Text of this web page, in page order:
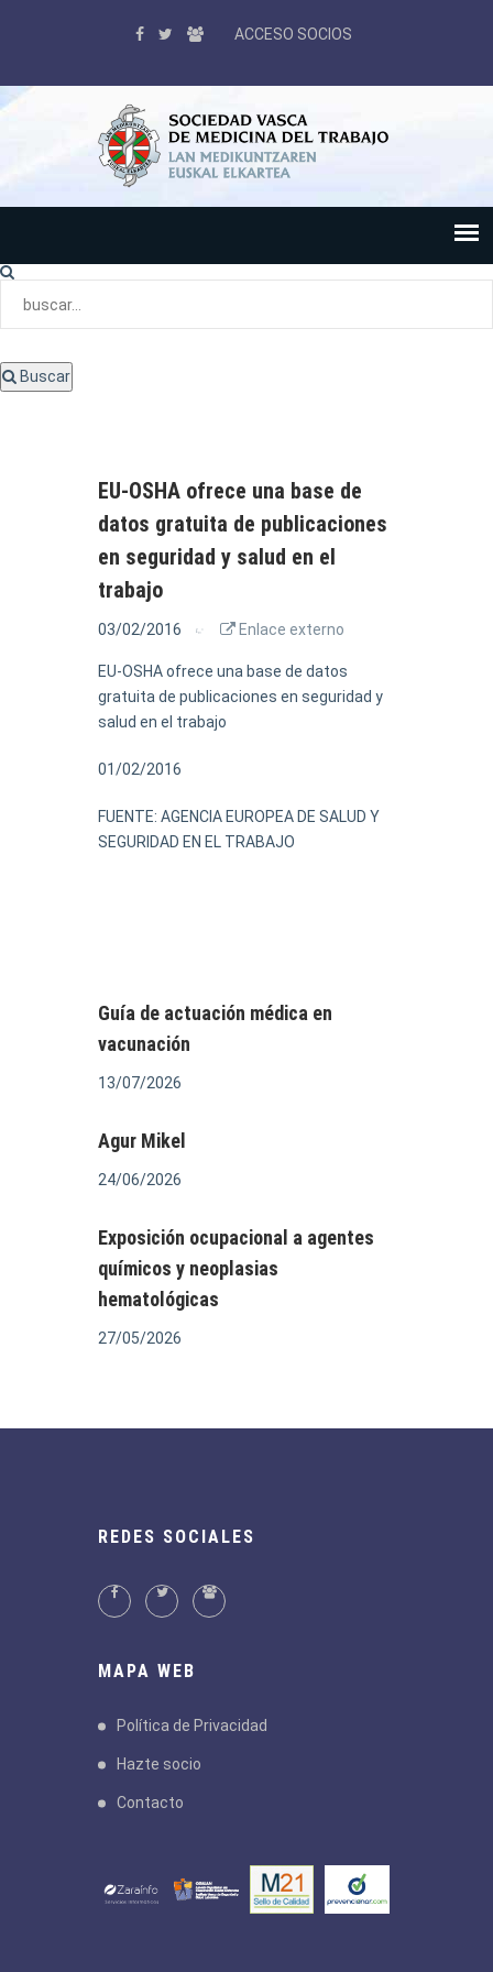
ACCESO SOCIOS
Buscar
EU-OSHA ofrece una base de
datos gratuita de publicaciones
en seguridad y salud en el
trabajo
03/02/2016 Enlace externo
EU-OSHA ofrece una base de datos
gratuita de publicaciones en seguridad y
salud en el trabajo
01/02/2016
FUENTE: AGENCIA EUROPEA DE SALUD Y
SEGURIDAD EN EL TRABAJO
Guía de actuación médica en
vacunación
13/07/2026
Agur Mikel
24/06/2026
Exposición ocupacional a agentes
químicos y neoplasias
hematológicas
27/05/2026
REDES SOCIALES
MAPA WEB
Política de Privacidad
Hazte socio
Contacto